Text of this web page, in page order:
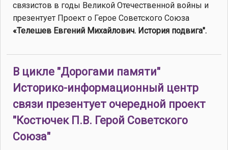
связистов в годы Великой Отечественной войны и
презентует Проект о Герое Советского Союза
«Телешев Евгений Михайлович. История подвига".
В цикле "Дорогами памяти"
Историко-информационный центр
связи презентует очередной проект
"Костючек П.В. Герой Советского
Союза"